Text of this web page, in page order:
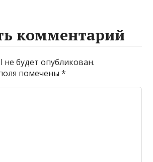
комментарий
не будет опубликован.
помечены*